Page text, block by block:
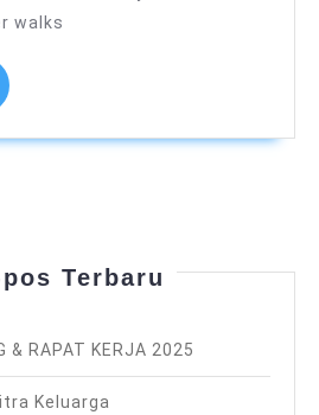
Bonuses
walks
Terbaru
& RAPAT KERJA 2025
Keluarga